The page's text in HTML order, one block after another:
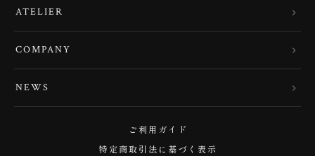
ATELIER
COMPANY
NEWS
ご利用ガイド
特定商取引法に基づく表示